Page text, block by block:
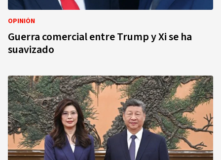
OPINIÓN
Guerra comercial entre Trump y Xi se ha
suavizado